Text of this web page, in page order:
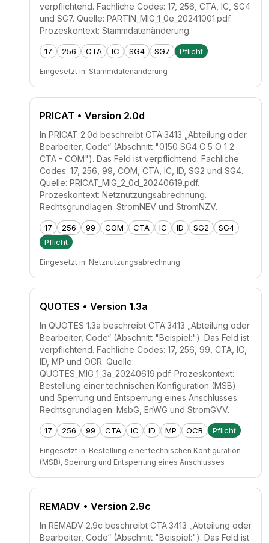
verpflichtend. Fachliche Codes: 17, 256, CTA, IC, SG4
und SG7. Quelle: PARTIN_MIG_1_0e_20241001.pdf.
Prozeskontext: Stammdatenänderung.
17 256 CTA IC SG4 SG7 Pflicht
Eingesetzt in: Stammdatenänderung
PRICAT • Version 2.0d
In PRICAT 2.0d beschreibt CTA:3413 „Abteilung oder
Bearbeiter, Code“ (Abschnitt "0150 SG4 C 5 O 1 2
CTA - COM"). Das Feld ist verpflichtend. Fachliche
Codes: 17, 256, 99, COM, CTA, IC, ID, SG2 und SG4.
Quelle: PRICAT_MIG_2_0d_20240619.pdf.
Prozeskontext: Netznutzungsabrechnung.
Rechtsgrundlagen: StromNEV und StromNZV.
17 256 99 COM CTA IC ID SG2
SG4
Pflicht
Eingesetzt in: Netznutzungsabrechnung
QUOTES • Version 1.3a
In QUOTES 1.3a beschreibt CTA:3413 „Abteilung oder
Bearbeiter, Code“ (Abschnitt "Beispiel:"). Das Feld ist
verpflichtend. Fachliche Codes: 17, 256, 99, CTA, IC,
ID, MP und OCR. Quelle:
QUOTES_MIG_1_3a_20240619.pdf. Prozeskontext:
Bestellung einer technischen Konfiguration (MSB)
und Sperrung und Entsperrung eines Anschlusses.
Rechtsgrundlagen: MsbG, EnWG und StromGVV.
17 256 99 CTA IC ID MP OCR Pflicht
Eingesetzt in: Bestellung einer technischen Konfiguration
(MSB), Sperrung und Entsperrung eines Anschlusses
REMADV • Version 2.9c
In REMADV 2.9c beschreibt CTA:3413 „Abteilung oder
Bearbeiter, Code“ (Abschnitt "Beispiel:"). Das Feld ist